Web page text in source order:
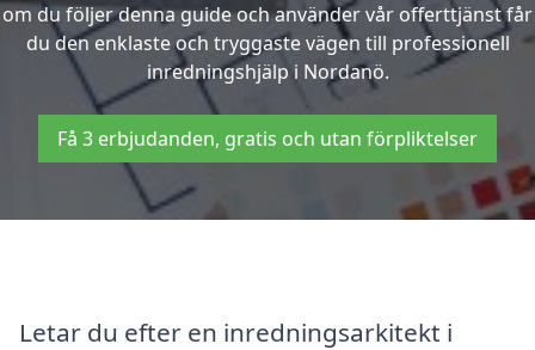
om du följer denna guide och använder vår offerttjänst får
du den enklaste och tryggaste vägen till professionell
inredningshjälp i Nordanö.
Få 3 erbjudanden, gratis och utan förpliktelser
Letar du efter en inredningsarkitekt i